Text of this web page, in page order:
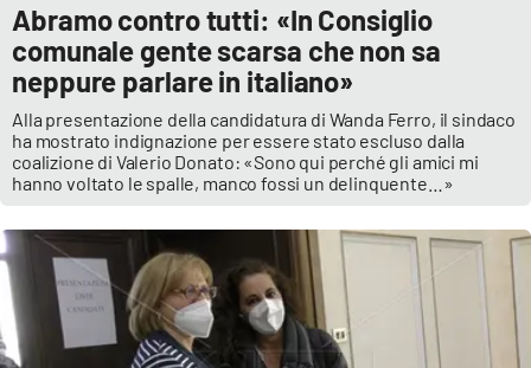
Abramo contro tutti: «In Consiglio
comunale gente scarsa che non sa
neppure parlare in italiano»
Alla presentazione della candidatura di Wanda Ferro, il sindaco
ha mostrato indignazione per essere stato escluso dalla
coalizione di Valerio Donato: «Sono qui perché gli amici mi
hanno voltato le spalle, manco fossi un delinquente…»